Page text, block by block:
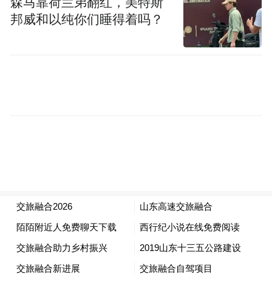
东部“千里滨海”廊道，贯通山东威海、青岛
等沿海7市，全长2500公里，突出海洋文化和
滨海特色，聚力打造城海一体、山海融合的
南部“红色沂蒙”廊道，连接淄博、临沂、枣
庄3市，全长800公里，突出红色基因、蒙山
沂水和乡村振兴，打造融合“红色旅游+乡村
旅游+生态旅游”的沂蒙精神传承之路。
邦威和以纯你们睡得着吗？